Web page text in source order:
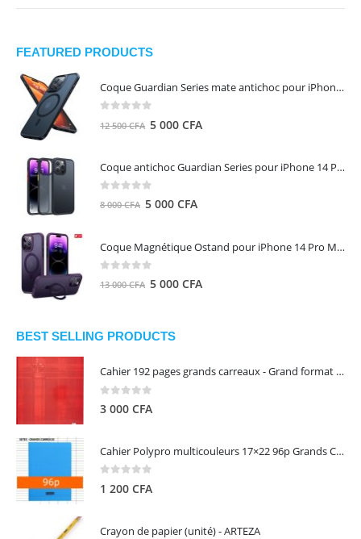
FEATURED PRODUCTS
Coque Guardian Series mate antichoc pour iPhone 15 Pro Max avec Magsafe Noir - Torras
12 500CFA Le
500 CFA.
5 000 CFA
Coque antichoc Guardian Series pour iPhone 14 Pro Max - TORRAS
out of 5
8 000CFA Le
était :
8
000 CFA.
5 000 CFALe
est :
000 CFA.
Coque Magnétique Ostand pour iPhone 14 Pro Max - Violet Foncé - TORRAS
13 000CFA Le
était :
000 CFA.
5 000 CFA
000 CFA.
BEST SELLING PRODUCTS
Cahier 192 pages grands carreaux - Grand format - Brochure dos toilé - 24x32 cm - Papier blanc 90 g - Couverture carte pelliculée couleur aléatoire - Clairefontaine
3 000 CFA
Cahier Polypro multicouleurs 17×22 96p Grands Carreaux Séyès 90g - CALLIGRAPHE
1 200 CFA
Crayon de papier (unité) - ARTEZA